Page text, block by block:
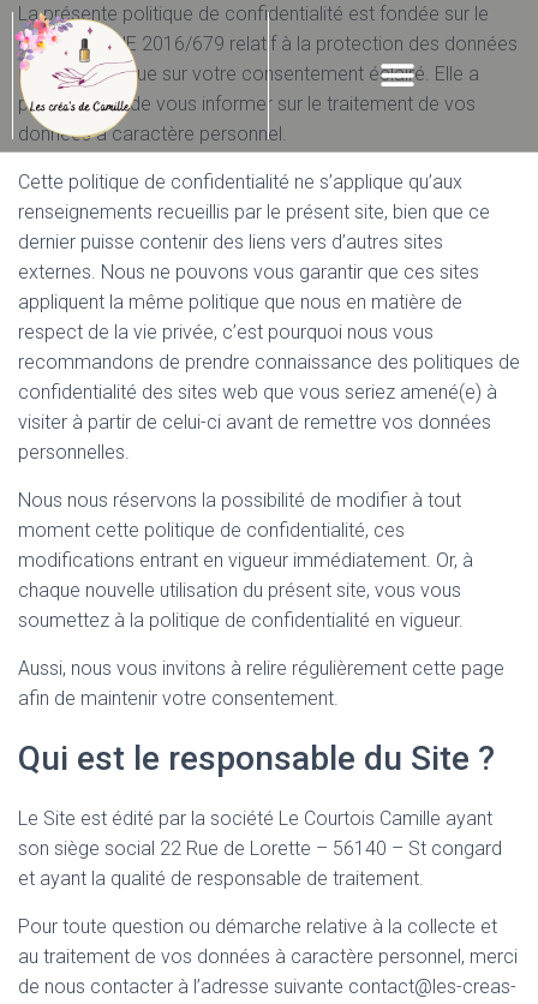
La présente politique de confidentialité est fondée sur le
Règlement UE 2016/679 relatif à la protection des données
(RGPD) ainsi que sur votre consentement éclairé. Elle a
pour objectif de vous informer sur le traitement de vos
données à caractère personnel.
Cette politique de confidentialité ne s’applique qu’aux
renseignements recueillis par le présent site, bien que ce
dernier puisse contenir des liens vers d’autres sites
externes. Nous ne pouvons vous garantir que ces sites
appliquent la même politique que nous en matière de
respect de la vie privée, c’est pourquoi nous vous
recommandons de prendre connaissance des politiques de
confidentialité des sites web que vous seriez amené(e) à
visiter à partir de celui-ci avant de remettre vos données
personnelles.
Nous nous réservons la possibilité de modifier à tout
moment cette politique de confidentialité, ces
modifications entrant en vigueur immédiatement. Or, à
chaque nouvelle utilisation du présent site, vous vous
soumettez à la politique de confidentialité en vigueur.
Aussi, nous vous invitons à relire régulièrement cette page
afin de maintenir votre consentement.
Qui est le responsable du Site ?
Le Site est édité par la société Le Courtois Camille ayant
son siège social 22 Rue de Lorette – 56140 – St congard
et ayant la qualité de responsable de traitement.
Pour toute question ou démarche relative à la collecte et
au traitement de vos données à caractère personnel, merci
de nous contacter à l’adresse suivante contact@les-creas-